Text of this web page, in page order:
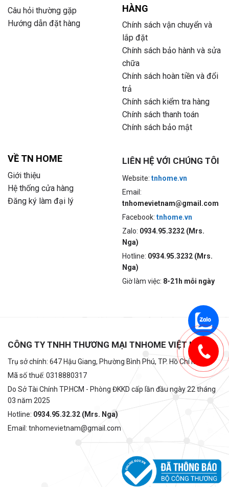
Câu hỏi thường gặp
Hướng dẫn đặt hàng
HÀNG
Chính sách vận chuyển và
lắp đặt
Chính sách bảo hành và sửa
chữa
Chính sách hoàn tiền và đổi
trả
Chính sách kiểm tra hàng
Chính sách thanh toán
Chính sách bảo mật
VỀ TN HOME
Giới thiệu
Hệ thống cửa hàng
Đăng ký làm đại lý
LIÊN HỆ VỚI CHÚNG TÔI
Website: tnhome.vn
Email:
tnhomevietnam@gmail.com
Facebook: tnhome.vn
Zalo: 0934.95.3232 (Mrs.
Nga)
Hotline: 0934.95.3232 (Mrs.
Nga)
Giờ làm việc: 8-21h mỗi ngày
CÔNG TY TNHH THƯƠNG MẠI TNHOME VIỆT NAM
Trụ sở chính: 647 Hậu Giang, Phường Bình Phú, TP. Hồ Chí Minh
Mã số thuế: 0318880317
Do Sở Tài Chính TP.HCM - Phòng ĐKKD cấp lần đầu ngày 22 tháng
03 năm 2025
Hotline: 0934.95.32.32 (Mrs. Nga)
Email: tnhomevietnam@gmail.com